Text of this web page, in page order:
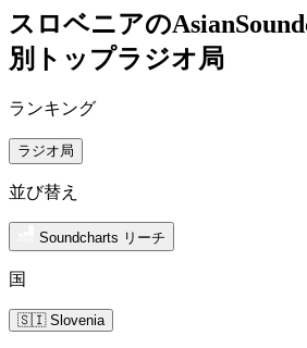
スロベニアの
別トップラジオ局
ランキング
ラジオ局
並び替え
Soundcharts リーチ
国
🇸🇮 Slovenia